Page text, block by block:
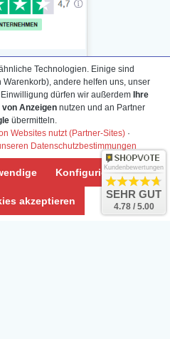
Widerrufs­formular
& Info
Entsorgung
widerrufen
Technologien. Einige sind
andere helfen uns, unser
dürfen wir außerdem Ihre
Anzeigennutzen und an Partner
übermitteln.
Websites nutzt (Partner-Sites) ·
Datenschutzbestimmungen
Konfigurieren
akzeptieren
Kundenbewertungen
SEHR GUT
4.78 / 5.00